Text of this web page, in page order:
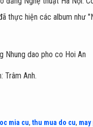
thực hiện các album như
Trâm Anh.
mia cu, thu mua do cu,